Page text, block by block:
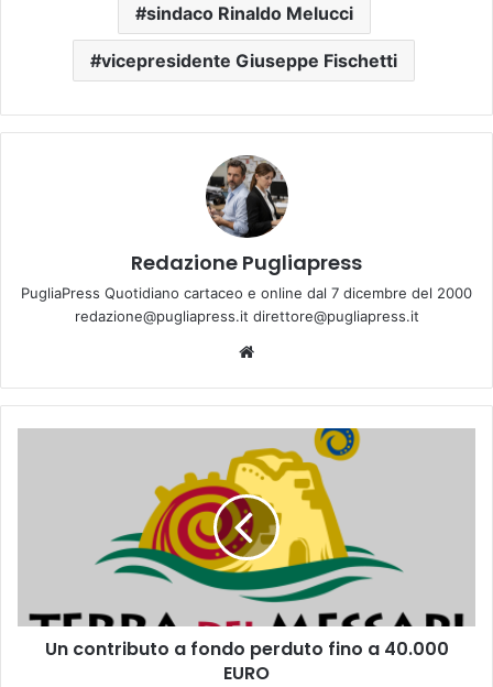
sindaco Rinaldo Melucci
vicepresidente Giuseppe Fischetti
Redazione Pugliapress
PugliaPress Quotidiano cartaceo e online dal 7 dicembre del 2000
redazione@pugliapress.it direttore@pugliapress.it
te
b
Un contributo a fondo perduto fino a 40.000
EURO